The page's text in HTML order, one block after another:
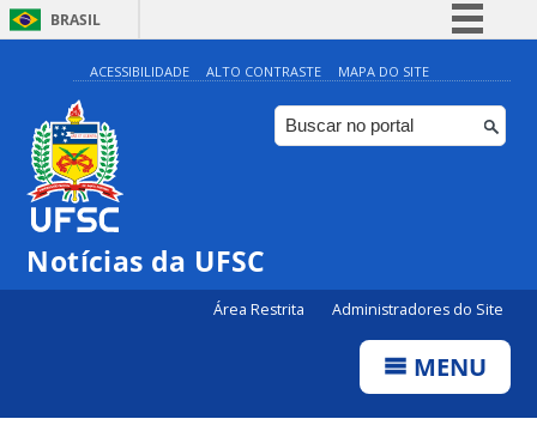
BRASIL
Simplifique!
Comunica BR
Participe
ACESSIBILIDADE ALTO CONTRASTE MAPA DO SITE
Notícias da UFSC
Área Restrita Administradores do Site
MENU